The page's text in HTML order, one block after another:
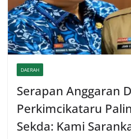
DAERAH
Serapan Anggaran
Perkimcikataru
Sekda: Kami